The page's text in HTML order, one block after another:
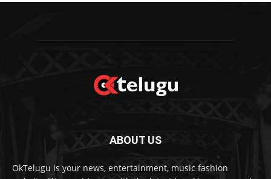
ABOUT US
OkTelugu is your news, entertainment, music fashion